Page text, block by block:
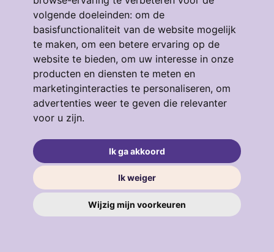
volgende doeleinden: om de
basisfunctionaliteit van de website mogelijk
te maken, om een betere ervaring op de
website te bieden, om uw interesse in onze
producten en diensten te meten en
marketinginteracties te personaliseren, om
advertenties weer te geven die relevanter
voor u zijn.
Ik ga akkoord
Ik weiger
Wijzig mijn voorkeuren
Eendrachtstraat 64
3134GM, VLAARDINGEN
4 53 m² 3
€ 319.000